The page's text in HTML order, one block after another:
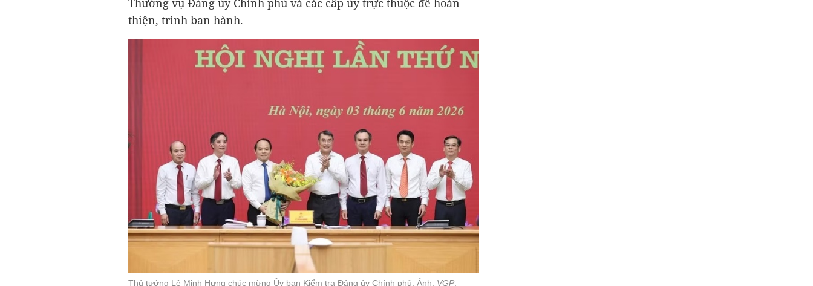
Thường vụ Đảng ủy Chính phủ và các cấp ủy trực thuộc để hoàn
thiện, trình ban hành.
Thủ tướng Lê Minh Hưng chúc mừng Ủy ban Kiểm tra Đảng ủy Chính phủ. Ảnh: VGP